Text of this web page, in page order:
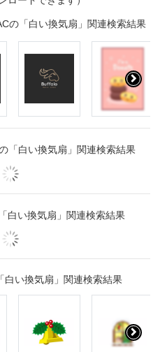
の「白い換気扇」関連検索結果
「白い換気扇」関連検索結果
白い換気扇」関連検索結果
白い換気扇」関連検索結果